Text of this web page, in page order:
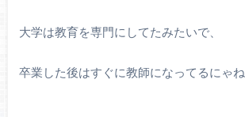
大学は教育を専門にしてたみたいで、
卒業した後はすぐに教師になってるにゃね